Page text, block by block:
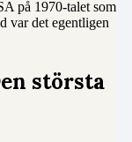
på 1970-talet som
var det egentligen
största